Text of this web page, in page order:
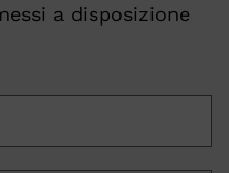
a disposizione